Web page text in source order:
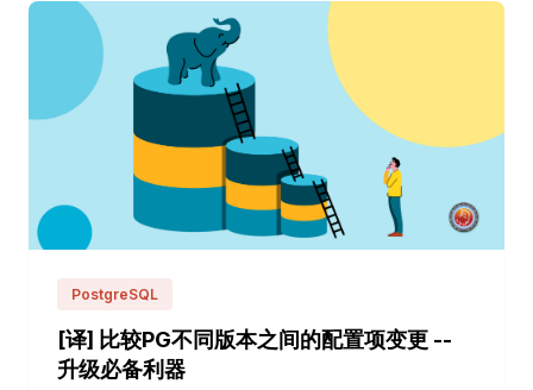
PostgreSQL
[译] 比较PG不同版本之间的配置项变更 --
升级必备利器